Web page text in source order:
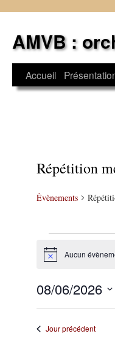
contenu
AMVB :
Accueil
Répétition
Évènements
Évènements
for
6
août
2026
Notice Aucun
08/06/2026
date.
Jour précédent